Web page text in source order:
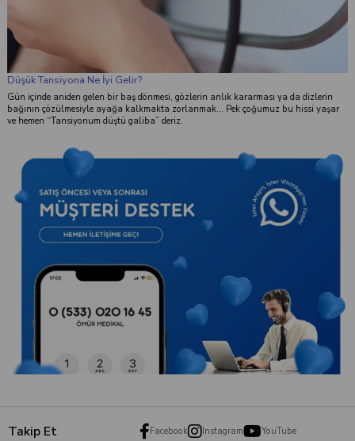
Düşük Tansiyona Ne İyi Gelir?
Gün içinde aniden gelen bir baş dönmesi, gözlerin anlık kararması ya da dizlerin
bağının çözülmesiyle ayağa kalkmakta zorlanmak... Pek çoğumuz bu hissi yaşar
ve hemen “Tansiyonum düştü galiba” deriz.
Takip Et Facebook Instagram YouTube